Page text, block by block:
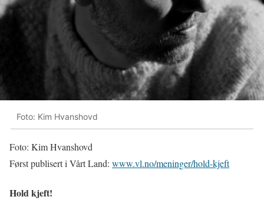
Foto: Kim Hvanshovd
Foto: Kim Hvanshovd
Først publisert i Vårt Land: www.vl.no/meninger/hold-kjeft
Hold kjeft!